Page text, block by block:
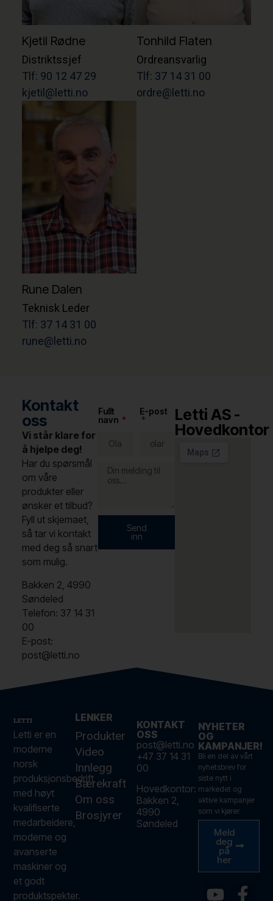
Kjetil Rødne
Distriktssjef
Tlf: 90 12 47 29
kjetil@letti.no
Tonhild Flaten
Ordreansvarlig
Tlf: 37 14 31 00
ordre@letti.no
Rune Dalen
Teknisk Leder
Tlf: 37 14 31 00
rune@letti.no
Kontakt
oss
Vi står klare for
å hjelpe deg!
Har du spørsmål
om våre
produkter eller
ønsker et tilbud?
Fyll ut skjemaet,
så tar vi kontakt
med deg så snart
som mulig.
Bakken 2, 4990
Søndeled
Telefon: 37 14 31
00
E-post:
post@letti.no
Fullt
navn
E-post
Send
inn
Letti AS -
Hovedkontor
Letti er en
moderne
norsk
produksjonsbedrift
med høyt
kvalifiserte
medarbeidere,
moderne og
avanserte
maskiner og
et godt
produktspekter.
LENKER
Produkter
Video
Innlegg
Bærekraft
Om oss
Brosjyrer
KONTAKT
OSS
post@letti.no
+47 37 14 31
00
Hovedkontor:
Bakken 2,
4990
Søndeled
NYHETER
OG
KAMPANJER!
Bli en del av vårt
nyhetsbrev for
siste nytt i
markedet og
aktive kampanjer
som vi kjører.
Meld
deg
på
her